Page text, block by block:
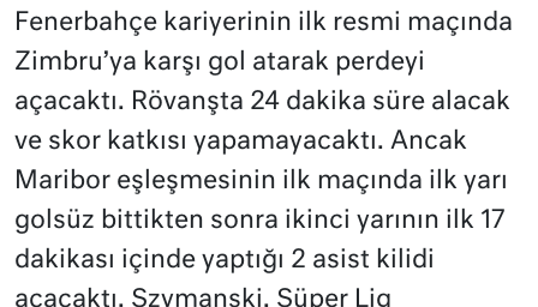
Fenerbahçe kariyerinin ilk resmi maçında
Zimbru’ya karşı gol atarak perdeyi
açacaktı. Rövanşta 24 dakika süre alacak
ve skor katkısı yapamayacaktı. Ancak
Maribor eşleşmesinin ilk maçında ilk yarı
golsüz bittikten sonra ikinci yarının ilk 17
dakikası içinde yaptığı 2 asist kilidi
açacaktı. Szymanski, Süper Lig